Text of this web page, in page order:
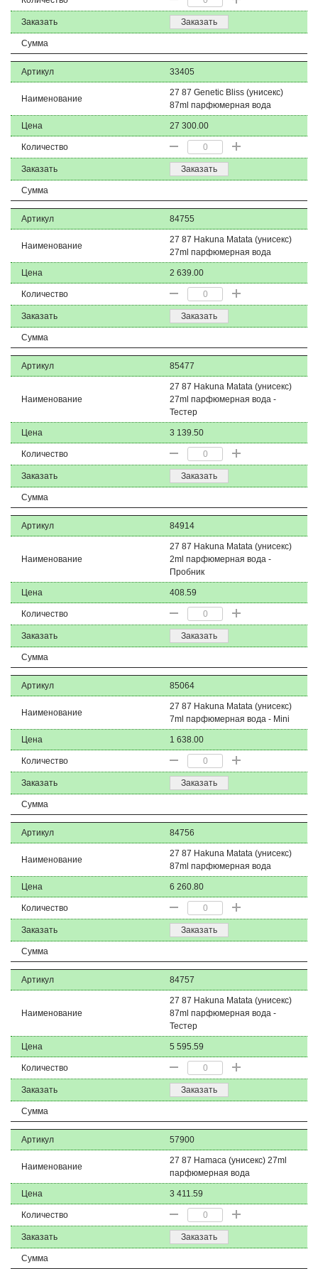
Заказать Заказать
Сумма
Артикул 33405
Наименование
27 87 Genetic Bliss (унисекс)
87ml парфюмерная вода
Цена 27 300.00
Количество
Заказать Заказать
Сумма
Артикул 84755
Наименование
27 87 Hakuna Matata (унисекс)
27ml парфюмерная вода
Цена 2 639.00
Количество
Заказать Заказать
Сумма
Артикул 85477
Наименование
27 87 Hakuna Matata (унисекс)
27ml парфюмерная вода -
Тестер
Цена 3 139.50
Количество
Заказать Заказать
Сумма
Артикул 84914
Наименование
27 87 Hakuna Matata (унисекс)
2ml парфюмерная вода -
Пробник
Цена 408.59
Количество
Заказать Заказать
Сумма
Артикул 85064
Наименование
27 87 Hakuna Matata (унисекс)
7ml парфюмерная вода - Mini
Цена 1 638.00
Количество
Заказать Заказать
Сумма
Артикул 84756
Наименование
27 87 Hakuna Matata (унисекс)
87ml парфюмерная вода
Цена 6 260.80
Количество
Заказать Заказать
Сумма
Артикул 84757
Наименование
27 87 Hakuna Matata (унисекс)
87ml парфюмерная вода -
Тестер
Цена 5 595.59
Количество
Заказать Заказать
Сумма
Артикул 57900
Наименование
27 87 Hamaca (унисекс) 27ml
парфюмерная вода
Цена 3 411.59
Количество
Заказать Заказать
Сумма